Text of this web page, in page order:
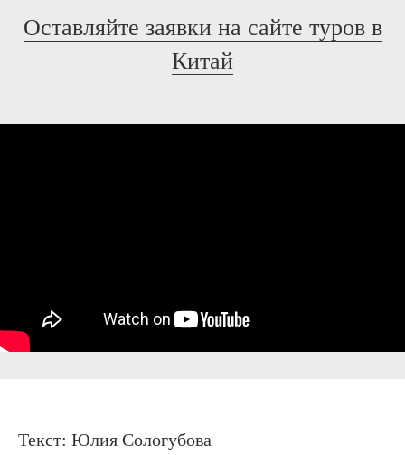
Оставляйте заявки на сайте туров в
Китай
Текст: Юлия Сологубова